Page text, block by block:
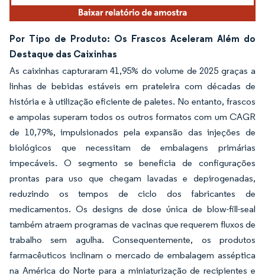
Por Tipo de Produto: Os Frascos Aceleram Além do
Destaque das Caixinhas
As caixinhas capturaram 41,95% do volume de 2025 graças a
linhas de bebidas estáveis em prateleira com décadas de
história e à utilização eficiente de paletes. No entanto, frascos
e ampolas superam todos os outros formatos com um CAGR
de 10,79%, impulsionados pela expansão das injeções de
biológicos que necessitam de embalagens primárias
impecáveis. O segmento se beneficia de configurações
prontas para uso que chegam lavadas e depirogenadas,
reduzindo os tempos de ciclo dos fabricantes de
medicamentos. Os designs de dose única de blow-fill-seal
também atraem programas de vacinas que requerem fluxos de
trabalho sem agulha. Consequentemente, os produtos
farmacêuticos inclinam o mercado de embalagem asséptica
na América do Norte para a miniaturização de recipientes e